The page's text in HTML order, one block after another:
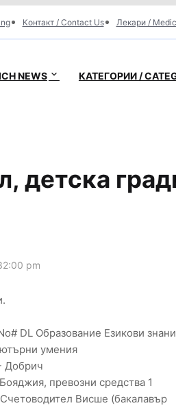
Контакт / Contact Us Лекари /
NEWS КАТЕГОРИИ /
детска
pm
DL Образование Езикови
умения
Добрич
превозни средства 1
Висше (бакалавър